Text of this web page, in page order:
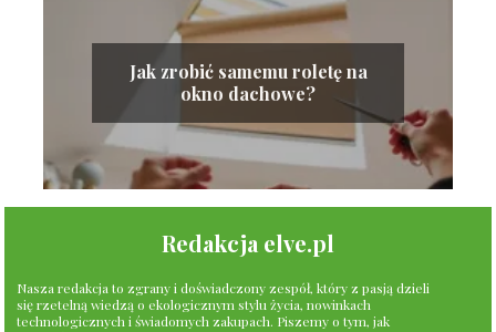
Jak zrobić samemu roletę na
okno dachowe?
Redakcja elve.pl
Nasza redakcja to zgrany i doświadczony zespół, który z pasją dzieli
się rzetelną wiedzą o ekologicznym stylu życia, nowinkach
technologicznych i świadomych zakupach. Piszemy o tym, jak